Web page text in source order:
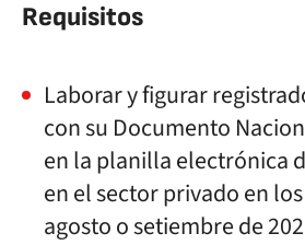
Requisitos
Laborar y figurar
con su Documento
en la planilla electrónica
en el sector privado en
agosto o setiembre de